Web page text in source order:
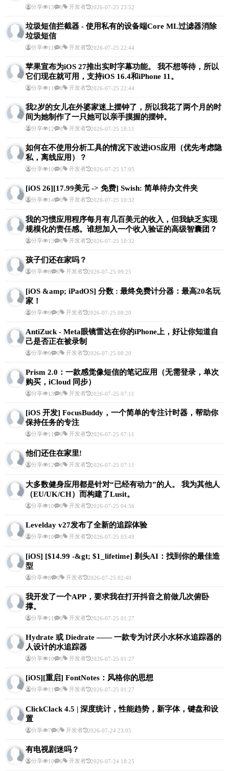
分享 13 0 开发者 2026-07-25 23:52
垃圾短信拦截器 - 使用私有的设备端Core ML过滤器消除
垃圾短信
分享 11 0 开发者 2026-07-25 22:44
苹果宣布为iOS 27推出实时字幕功能。 我不想等待，所以
它们现在就可用，支持iOS 16.4和iPhone 11。
分享 11 0 开发者 2026-07-25 22:44
我2岁的女儿在外婆家迷上摆钟了，所以我花了两个月的时
间为她制作了一只她可以亲手摸握的摆钟。
分享 12 0 开发者 2026-07-25 18:11
如何在不使用分析工具的情况下改进iOS应用（优先考虑隐
私，离线应用）？
分享 10 0 开发者 2026-07-25 17:05
[iOS 26][17.99美元 -> 免费] Swish: 简单待办文件夹
分享 14 0 开发者 2026-07-25 10:32
我的习惯应用程序每月有几百美元的收入，但我缺乏实现
规模化的责任感。谁想加入一个收入验证的高级智囊团？
分享 13 0 开发者 2026-07-25 10:32
孩子们还在家吗？
分享 8 0 开发者 2026-07-25 09:25
[iOS &amp; iPadOS] 分数 : 最终免费计分器：最高20名玩
家！
分享 9 0 开发者 2026-07-25 08:20
AntiZuck - Meta眼镜雷达在你的iPhone上，好让你知道自
己是否正在被录制
分享 9 0 开发者 2026-07-25 08:20
Prism 2.0：一款感觉像短信的笔记应用（无需登录，单次
购买，iCloud 同步）
分享 13 0 开发者 2026-07-25 07:11
[iOS 开发] FocusBuddy，一个简单的专注计时器，帮助你
保持任务的专注
分享 11 0 开发者 2026-07-25 07:11
他们还住在家里!
分享 12 0 开发者 2026-07-25 07:11
大多数健身应用都是针对“已经有动力”的人。 我为其他人
（EU/UK/CH）而构建了Lusit。
分享 10 0 开发者 2026-07-25 04:56
Levelday v27发布了全新的追踪体验
分享 10 0 开发者 2026-07-25 03:49
[iOS] [$14.99 -&gt; $1_lifetime] 剃头AI：找到你的最佳造
型
分享 8 0 开发者 2026-07-25 02:40
我开发了一个APP，要求我在打开抖音之前做几次俯卧
撑。
分享 11 0 开发者 2026-07-25 01:27
Hydrate 或 Diedrate —— 一款专为讨厌小水杯水追踪器的
人设计的水追踪器
分享 10 0 开发者 2026-07-25 01:27
[iOS][重启] FontNotes：风格你的思想
分享 11 0 开发者 2026-07-25 01:27
ClickClack 4.5 | 深度统计，性能趋势，新字体，键盘和设
置
分享 7 0 开发者 2026-07-24 23:05
有电视剧迷吗？
分享 10 0 开发者 2026-07-24 18:25